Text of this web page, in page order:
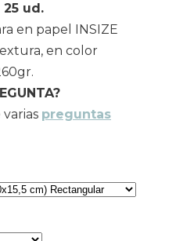
25 ud.
en papel INSIZE
en color
preguntas